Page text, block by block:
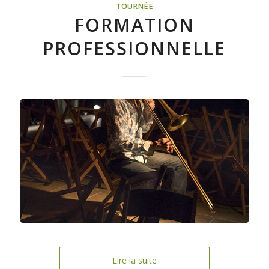
TOURNÉE
FORMATION
PROFESSIONNELLE
Lire la suite